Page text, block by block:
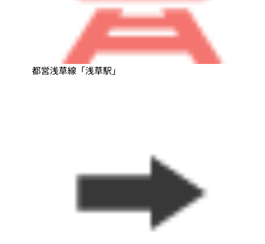
都営浅草線「浅草駅」